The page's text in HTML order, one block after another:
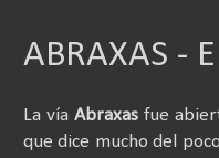
ABRAXAS -
La vía Abraxas fue
que dice mucho del